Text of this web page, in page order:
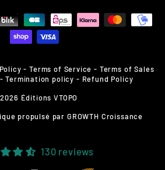
-Terms of Service - Terms of Sales
-Termination policy - Refund Policy
Éditions VTOPO
propulsé par GROWTH Croissance
130 reviews